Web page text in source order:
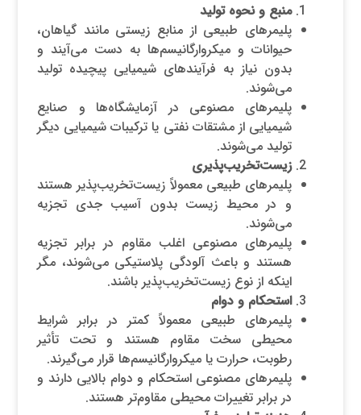
منبع و نحوه تولید
پلیمرهای طبیعی از منابع زیستی مانند گیاهان،
حیوانات و میکروارگانیسم‌ها به دست می‌آیند و
بدون نیاز به فرآیندهای شیمیایی پیچیده تولید
می‌شوند.
پلیمرهای مصنوعی در آزمایشگاه‌ها و صنایع
شیمیایی از مشتقات نفتی یا ترکیبات شیمیایی دیگر
تولید می‌شوند.
زیست‌تخریب‌پذیری
پلیمرهای طبیعی معمولاً زیست‌تخریب‌پذیر هستند
و در محیط زیست بدون آسیب جدی تجزیه
می‌شوند.
پلیمرهای مصنوعی اغلب مقاوم در برابر تجزیه
هستند و باعث آلودگی پلاستیکی می‌شوند، مگر
اینکه از نوع زیست‌تخریب‌پذیر باشند.
استحکام و دوام
پلیمرهای طبیعی معمولاً کمتر در برابر شرایط
محیطی سخت مقاوم هستند و تحت تأثیر
رطوبت، حرارت یا میکروارگانیسم‌ها قرار می‌گیرند.
پلیمرهای مصنوعی استحکام و دوام بالایی دارند و
در برابر تغییرات محیطی مقاوم‌تر هستند.